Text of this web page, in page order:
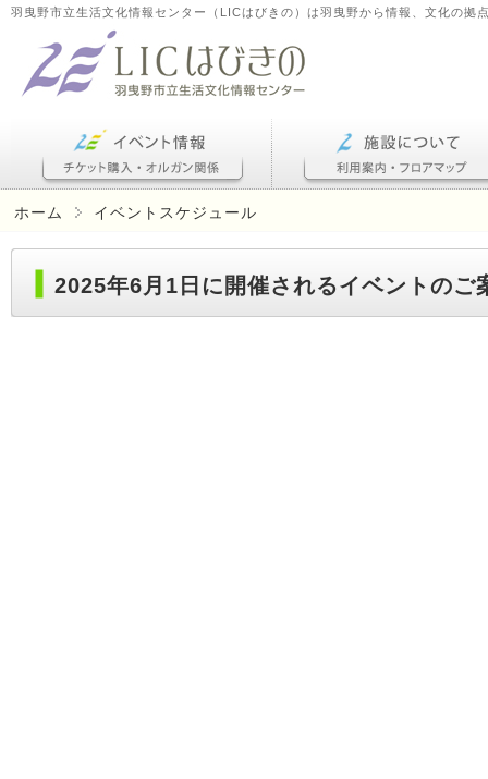
羽曳野市立生活文化情報センター（LICはびきの）は羽曳野から情報、文化の拠
ホーム イベントスケジュール
2025年6月1日に開催されるイベントのご